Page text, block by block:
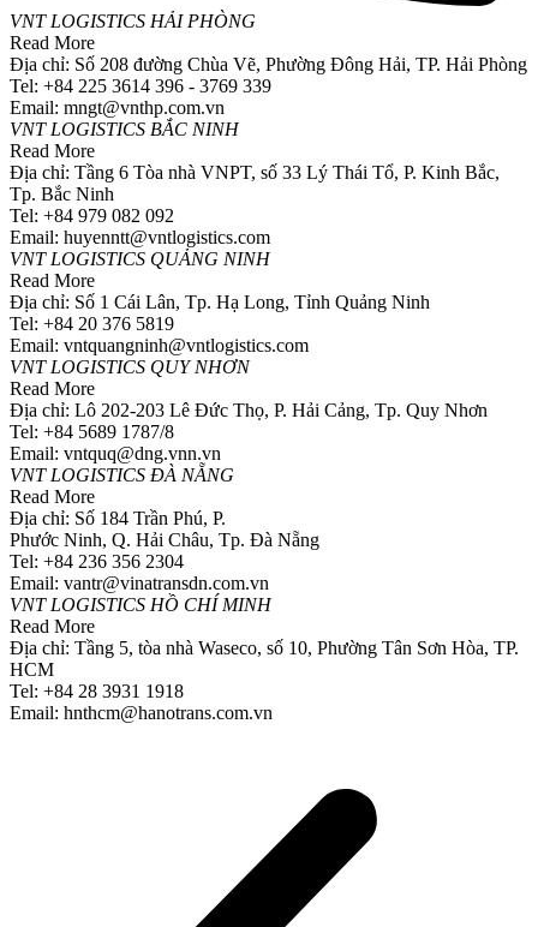
VNT LOGISTICS HẢI PHÒNG
Read More
Địa chỉ: Số 208 đường Chùa Vẽ, Phường Đông Hải, TP. Hải Phòng
Tel: +84 225 3614 396 - 3769 339
Email: mngt@vnthp.com.vn
VNT LOGISTICS BẮC NINH
Read More
Địa chỉ: Tầng 6 Tòa nhà VNPT, số 33 Lý Thái Tổ, P. Kinh Bắc,
Tp. Bắc Ninh
Tel: +84 979 082 092
Email: huyenntt@vntlogistics.com
VNT LOGISTICS QUẢNG NINH
Read More
Địa chỉ: Số 1 Cái Lân, Tp. Hạ Long, Tỉnh Quảng Ninh
Tel: +84 20 376 5819
Email: vntquangninh@vntlogistics.com
VNT LOGISTICS QUY NHƠN
Read More
Địa chỉ: Lô 202-203 Lê Đức Thọ, P. Hải Cảng, Tp. Quy Nhơn
Tel: +84 5689 1787/8
Email: vntquq@dng.vnn.vn
VNT LOGISTICS ĐÀ NẴNG
Read More
Địa chỉ: Số 184 Trần Phú, P.
Phước Ninh, Q. Hải Châu, Tp. Đà Nẵng
Tel: +84 236 356 2304
Email: vantr@vinatransdn.com.vn
VNT LOGISTICS HỒ CHÍ MINH
Read More
Địa chỉ: Tầng 5, tòa nhà Waseco, số 10, Phường Tân Sơn Hòa, TP.
HCM
Tel: +84 28 3931 1918
Email: hnthcm@hanotrans.com.vn